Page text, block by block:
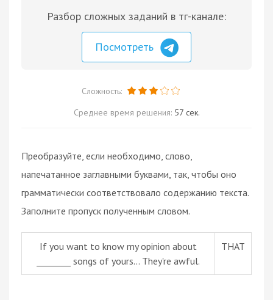
Разбор сложных заданий в тг-канале:
Посмотреть
Сложность:
Среднее время решения: 57 сек.
Преобразуйте, если необходимо, слово,
напечатанное заглавными буквами, так, чтобы оно
грамматически соответствовало содержанию текста.
Заполните пропуск полученным словом.
If you want to know my opinion about
________ songs of yours... They're awful.
THAT